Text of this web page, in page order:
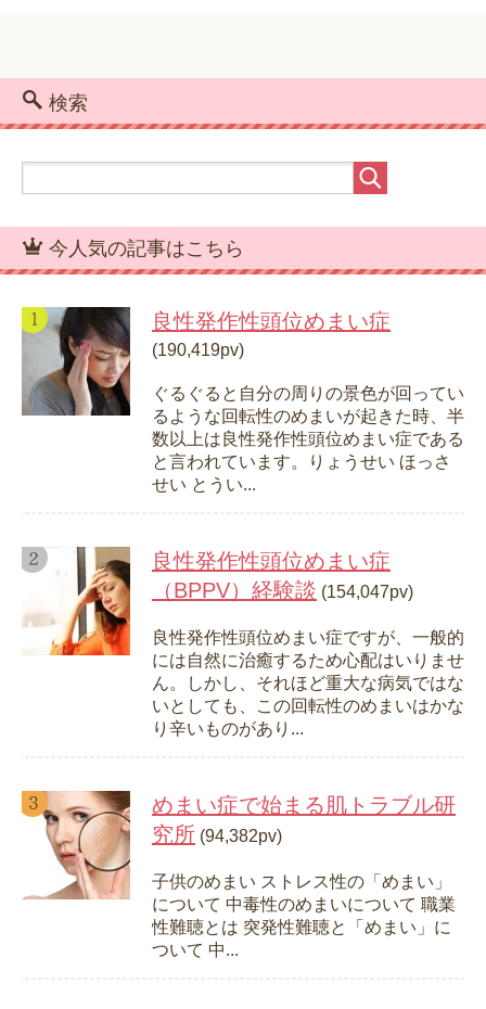
検索
今人気の記事はこちら
良性発作性頭位めまい症
(190,419pv)
ぐるぐると自分の周りの景色が回ってい
るような回転性のめまいが起きた時、半
数以上は良性発作性頭位めまい症である
と言われています。りょうせい ほっさ
せい とうい...
良性発作性頭位めまい症
（BPPV）経験談 (154,047pv)
良性発作性頭位めまい症ですが、一般的
には自然に治癒するため心配はいりませ
ん。しかし、それほど重大な病気ではな
いとしても、この回転性のめまいはかな
り辛いものがあり...
めまい症で始まる肌トラブル研
究所 (94,382pv)
子供のめまい ストレス性の「めまい」
について 中毒性のめまいについて 職業
性難聴とは 突発性難聴と「めまい」に
ついて 中...